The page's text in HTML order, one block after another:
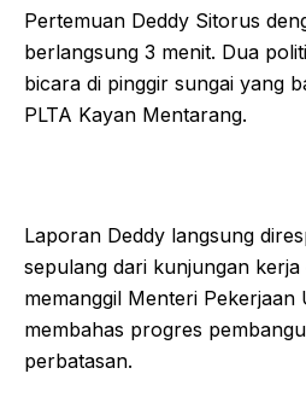
Pertemuan Deddy Sitorus
berlangsung 3 menit. Dua
bicara di pinggir sungai yang
PLTA Kayan Mentarang.
Laporan Deddy langsung
sepulang dari kunjungan
memanggil Menteri
membahas progres
perbatasan.